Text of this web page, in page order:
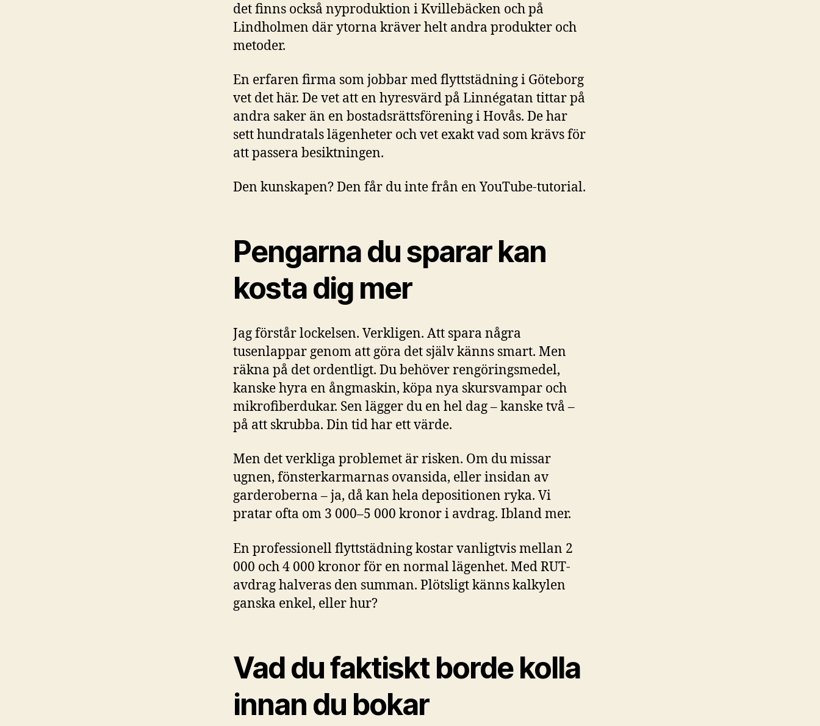
det finns också nyproduktion i Kvillebäcken och på
Lindholmen där ytorna kräver helt andra produkter och
metoder.
En erfaren firma som jobbar med flyttstädning i Göteborg
vet det här. De vet att en hyresvärd på Linnégatan tittar på
andra saker än en bostadsrättsförening i Hovås. De har
sett hundratals lägenheter och vet exakt vad som krävs för
att passera besiktningen.
Den kunskapen? Den får du inte från en YouTube-tutorial.
Pengarna du sparar kan
kosta dig mer
Jag förstår lockelsen. Verkligen. Att spara några
tusenlappar genom att göra det själv känns smart. Men
räkna på det ordentligt. Du behöver rengöringsmedel,
kanske hyra en ångmaskin, köpa nya skursvampar och
mikrofiberdukar. Sen lägger du en hel dag – kanske två –
på att skrubba. Din tid har ett värde.
Men det verkliga problemet är risken. Om du missar
ugnen, fönsterkarmarnas ovansida, eller insidan av
garderoberna – ja, då kan hela depositionen ryka. Vi
pratar ofta om 3 000–5 000 kronor i avdrag. Ibland mer.
En professionell flyttstädning kostar vanligtvis mellan 2
000 och 4 000 kronor för en normal lägenhet. Med RUT-
avdrag halveras den summan. Plötsligt känns kalkylen
ganska enkel, eller hur?
Vad du faktiskt borde kolla
innan du bokar